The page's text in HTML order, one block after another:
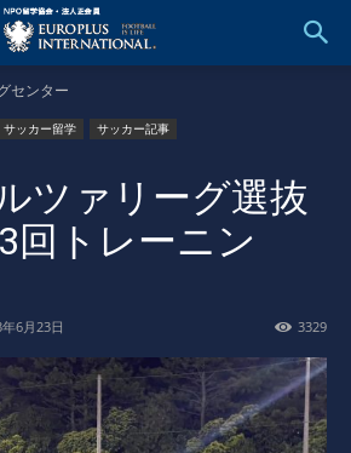
センター
サッカー留学
サッカー記事
ツァリーグ選抜
回トレーニン
6月23日 3329